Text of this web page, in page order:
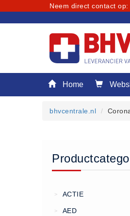
Neem direct contact op:
Home
Keuringen
Bedrijfsnoodplannen
Home
bhvcentrale.nl
> ACTIE
> AED